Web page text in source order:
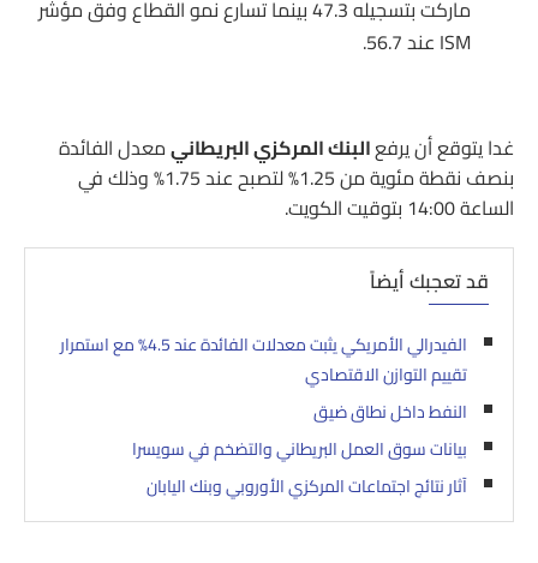
ماركت بتسجيله 47.3 بينما تسارع نمو القطاع وفق مؤشر
ISM عند 56.7.
غدا يتوقع أن يرفعالبنك المركزي البريطانيمعدل الفائدة
بنصف نقطة مئوية من 1.25% لتصبح عند 1.75% وذلك في
الساعة 14:00 بتوقيت الكويت.
قد تعجبك أيضاً
الفيدرالي الأمريكي يثبت معدلات الفائدة عند 4.5% مع استمرار
تقييم التوازن الاقتصادي
النفط داخل نطاق ضيق
بيانات سوق العمل البريطاني والتضخم في سويسرا
آثار نتائج اجتماعات المركزي الأوروبي وبنك اليابان